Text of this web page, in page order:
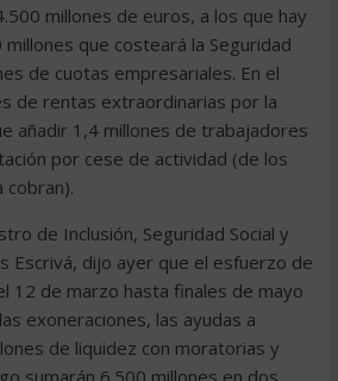
millones de euros, a los que hay
que costeará la Seguridad
de cuotas empresariales. En el
de rentas extraordinarias por la
añadir 1,4 millones de trabajadores
por cese de actividad (de los
cobran).
de Inclusión, Seguridad Social y
Escrivá, dijo ayer que el esfuerzo de
12 de marzo hasta finales de mayo
exoneraciones, las ayudas a
de liquidez con moratorias y
sumarán 6.500 millones en dos